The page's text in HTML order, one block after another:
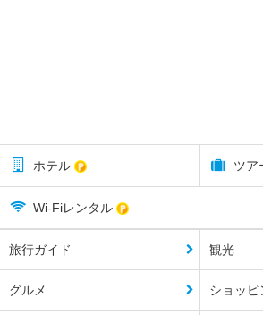
ホテル ツア
Wi-Fiレンタル
旅行ガイド 観光
グルメ ショッピ